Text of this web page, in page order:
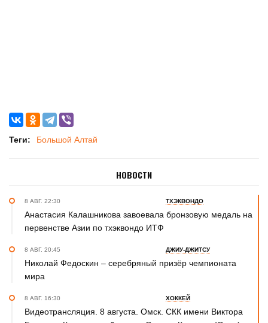
Теги: Большой Алтай
НОВОСТИ
8 АВГ. 22:30 ТХЭКВОНДО
Анастасия Калашникова завоевала бронзовую медаль на
первенстве Азии по тхэквондо ИТФ
8 АВГ. 20:45 ДЖИУ-ДЖИТСУ
Николай Федоскин – серебряный призёр чемпионата
мира
8 АВГ. 16:30 ХОККЕЙ
Видеотрансляция. 8 августа. Омск. СКК имени Виктора